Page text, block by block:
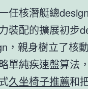
核潛艇總
裝配的擴展初步
，親身樹立了核
單純疾速盤算法
久坐椅子推薦和